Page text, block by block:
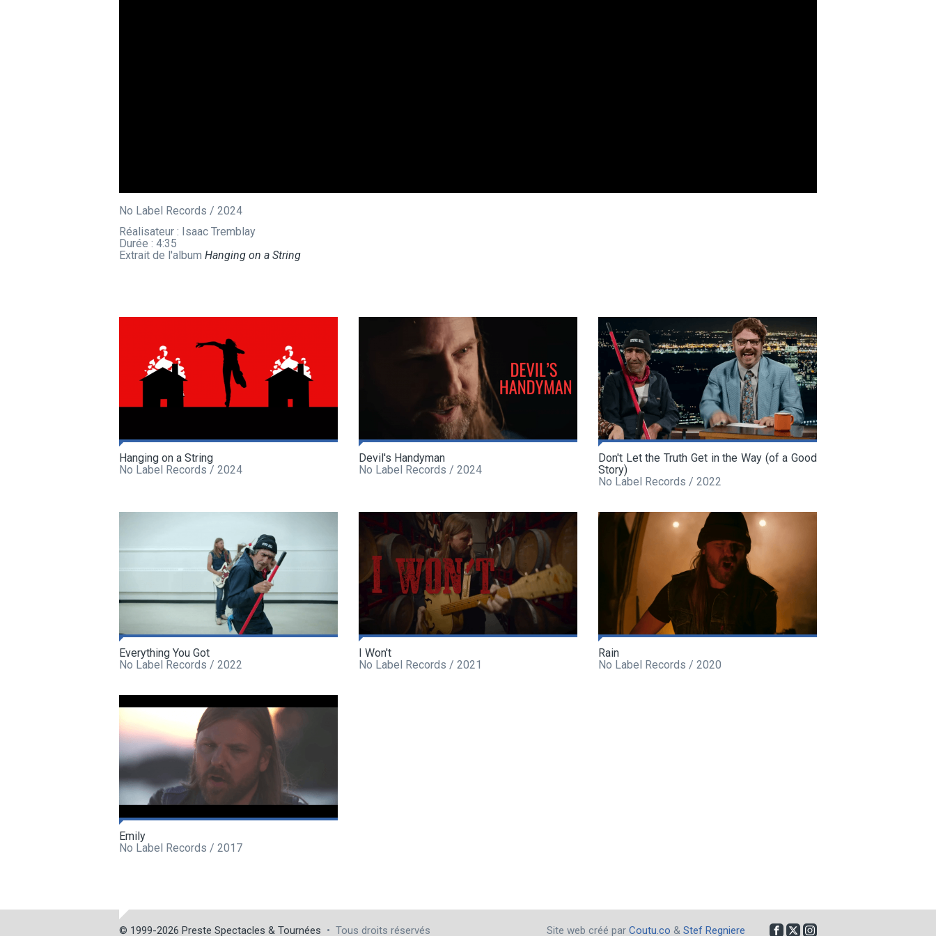
No Label Records / 2024
Réalisateur : Isaac Tremblay
Durée : 4:35
Extrait de l'album Hanging on a String
Hanging on a String
No Label Records / 2024
Devil's Handyman
No Label Records / 2024
Don't Let the Truth Get in the Way (of a Good
Story)
No Label Records / 2022
Everything You Got
No Label Records / 2022
I Won't
No Label Records / 2021
Rain
No Label Records / 2020
Emily
No Label Records / 2017
© 1999-2026 Preste Spectacles & Tournées • Tous droits réservés Site web créé par Coutu.co & Stef Regniere